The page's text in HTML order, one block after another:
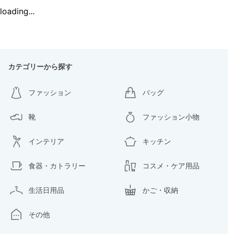
loading...
カテゴリーから探す
ファッション バッグ
靴 ファッション小物
インテリア キッチン
食器・カトラリー コスメ・ケア用品
生活日用品 かご・収納
その他